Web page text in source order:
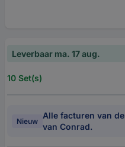
Leverbaar ma. 17 aug.
10 Set(s)
Nieuw
Alle facturen van
van Conrad.